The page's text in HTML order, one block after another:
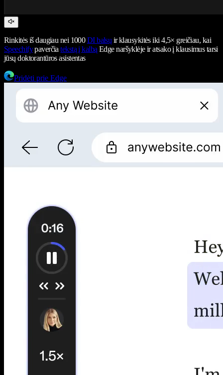
Rinkitės iš daugiau nei 1000DI balsų ir klausykitės iki 4,5× greičiau, kai
Speechifypaverčiatekstą į kalbą Edge naršyklėje ir atsako į klausimus tarsi
jūsų doktorantūros asistentas
Pridėti prie Edge